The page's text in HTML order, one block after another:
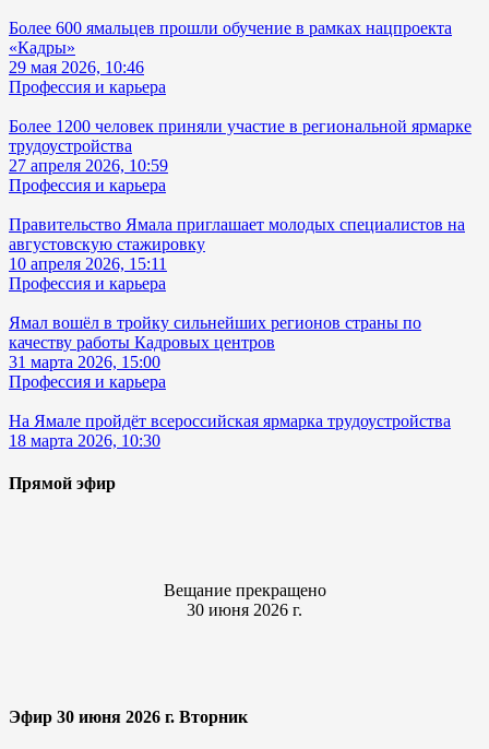
Более 600 ямальцев прошли обучение в рамках нацпроекта
«Кадры»
29 мая 2026, 10:46
Профессия и карьера
Более 1200 человек приняли участие в региональной ярмарке
трудоустройства
27 апреля 2026, 10:59
Профессия и карьера
Правительство Ямала приглашает молодых специалистов на
августовскую стажировку
10 апреля 2026, 15:11
Профессия и карьера
Ямал вошёл в тройку сильнейших регионов страны по
качеству работы Кадровых центров
31 марта 2026, 15:00
Профессия и карьера
На Ямале пройдёт всероссийская ярмарка трудоустройства
18 марта 2026, 10:30
Прямой эфир
Вещание прекращено
30 июня 2026 г.
Эфир 30 июня 2026 г. Вторник